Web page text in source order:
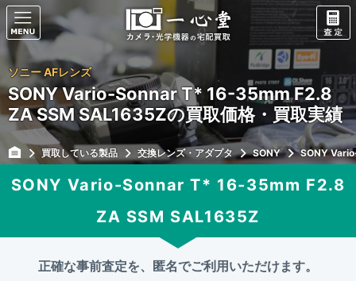
ソニー AFレンズ
SONY Vario-Sonnar T* 16-35mm F2.8
ZA SSM SAL1635Zの買取価格・買取実績
買取している製品 交換レンズ・アダプタ SONY SONY
SONY Vario-Sonnar T* 16-35mm F2.8
ZA SSM SAL1635Z
正確な事前査定を、匿名でご利用いただけます。